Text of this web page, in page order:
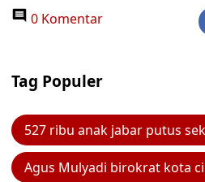
0 Komentar
Tag Populer
527 ribu anak jabar putus
Agus Mulyadi birokrat kota